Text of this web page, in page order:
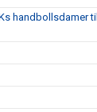
handbollsdamer till